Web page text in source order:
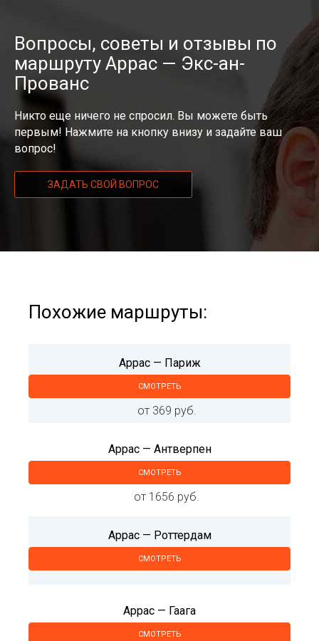
Вопросы, советы и отзывы по
маршруту Аррас — Экс-ан-
Прованс
Никто еще ничего не спросил. Вы можете быть
первым! Нажмите на кнопку внизу и задайте ваш
вопрос!
ЗАДАТЬ СВОЙ ВОПРОС
Похожие маршруты:
Аррас — Париж
СМОТРЕТЬ
от 369 руб.
Аррас — Антверпен
СМОТРЕТЬ
от 1656 руб.
Аррас — Роттердам
СМОТРЕТЬ
Аррас — Гаага
СМОТРЕТЬ